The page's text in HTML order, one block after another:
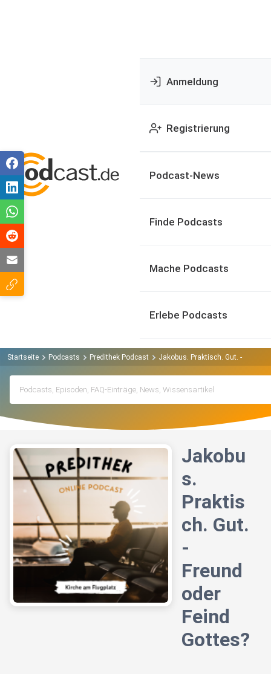
Anmeldung
Registrierung
Podcast-News
Finde Podcasts
Mache Podcasts
Erlebe Podcasts
Startseite Podcasts Predithek Podcast Jakobus. Praktisch. Gut. - Freund
Jakobu
s.
Praktis
ch. Gut.
-
Freund
oder
Feind
Gottes?